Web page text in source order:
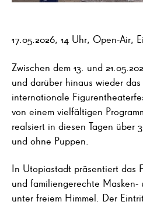
17.05.2026, 14 Uhr, Open-Air,
Zwischen dem 13. und
und darüber hinaus wieder
internationale
von einem vielfältigen
realsiert in diesen Tagen über
und ohne Puppen.
In Utopiastadt präsentiert das
und familiengerechte Masken-
unter freiem Himmel. Der